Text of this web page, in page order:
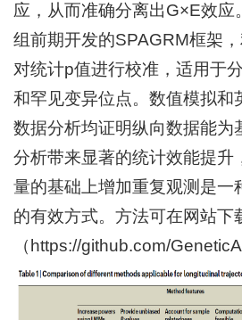
应，从而准确分离出G×E效应
组前期开发的SPAGRM框架
对统计p值进行校准，适用于
和罕见变异位点。数值模拟和
数据分析均证明纵向数据能为
分析带来显著的统计效能提升
量的基础上增加重复观测是一
的有效方式。方法可在网站下
（ https://github.com/